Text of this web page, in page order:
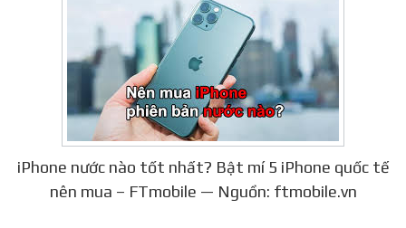
iPhone nước nào tốt nhất? Bật mí 5 iPhone quốc tế
nên mua – FTmobile — Nguồn: ftmobile.vn